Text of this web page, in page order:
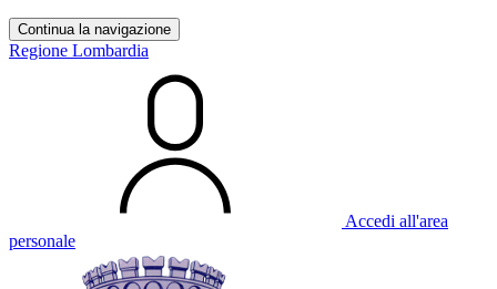
Continua la navigazione
Regione Lombardia
Accedi all'area
personale